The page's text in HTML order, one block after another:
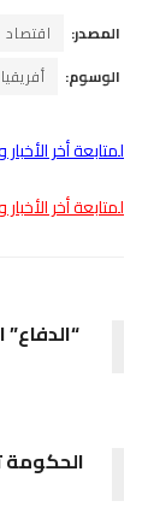
المصدر:
الوسوم:
أفريقيا
لمتابعة أخر
لمتابعة أخر